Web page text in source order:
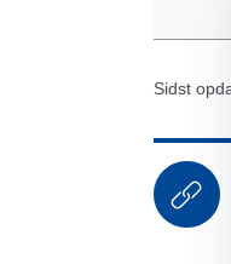
Sidst